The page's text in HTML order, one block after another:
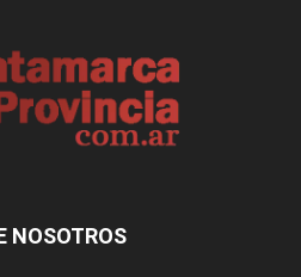
NOSOTROS